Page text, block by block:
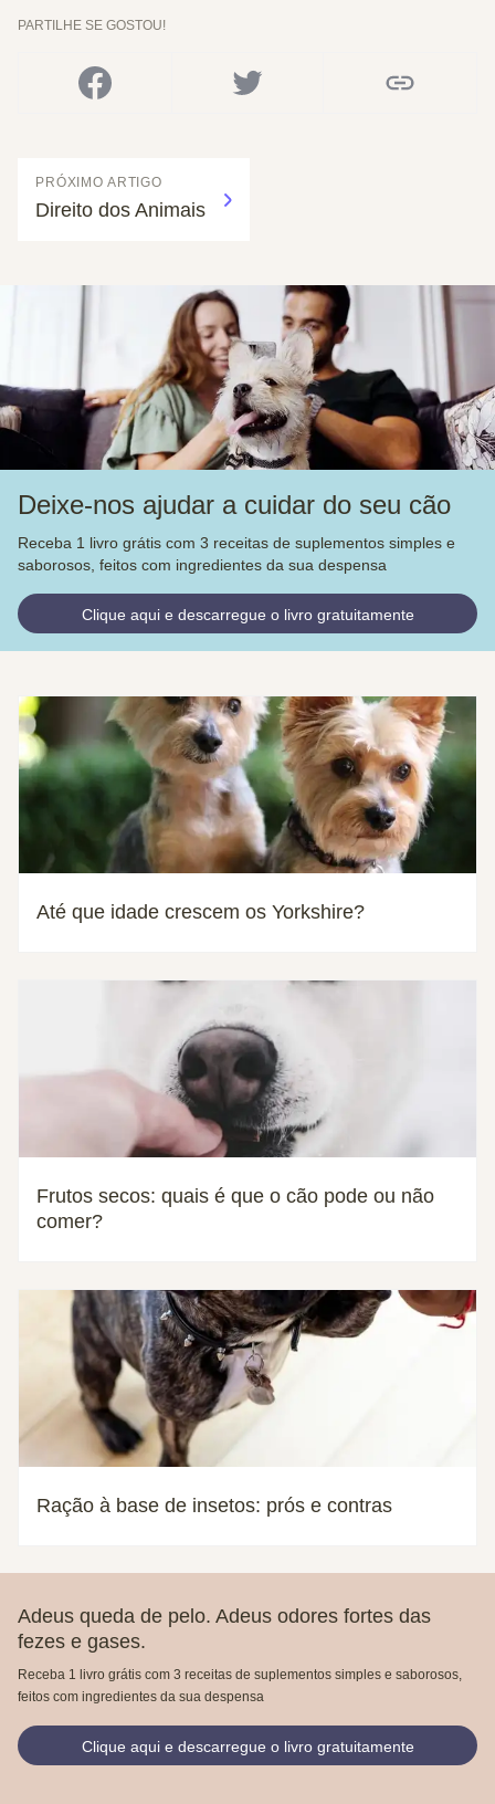
PARTILHE SE GOSTOU!
PRÓXIMO ARTIGO
Direito dos Animais
Deixe-nos ajudar a cuidar do seu cão
Receba 1 livro grátis com 3 receitas de suplementos simples e
saborosos, feitos com ingredientes da sua despensa
Clique aqui e descarregue o livro gratuitamente
Até que idade crescem os Yorkshire?
Frutos secos: quais é que o cão pode ou não
comer?
Ração à base de insetos: prós e contras
Adeus queda de pelo. Adeus odores fortes das
fezes e gases.
Receba 1 livro grátis com 3 receitas de suplementos simples e saborosos,
feitos com ingredientes da sua despensa
Clique aqui e descarregue o livro gratuitamente